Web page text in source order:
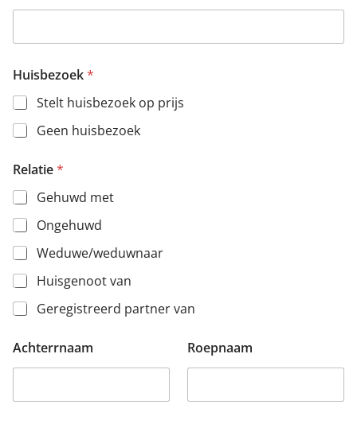
Huisbezoek*
Stelt huisbezoek op prijs
Geen huisbezoek
Relatie*
Gehuwd met
Ongehuwd
Weduwe/weduwnaar
Huisgenoot van
Geregistreerd partner van
Achterrnaam Roepnaam